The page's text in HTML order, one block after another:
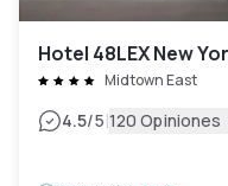
Hotel 48LEX New
Midtown East
4.5/5|120 Opiniones